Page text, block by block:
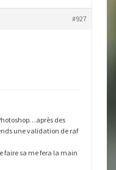
#927
des
une validation de raf
faire sa me fera la main